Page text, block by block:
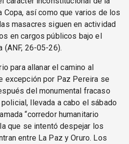
Copa, así como que varios de los
masacres siguen en actividad
en cargos públicos bajo el
(ANF, 26-05-26).
para allanar el camino al
excepción por Paz Pereira se
del monumental fracaso
llevada a cabo el sábado
“corredor humanitario
que se intentó despejar los
entre La Paz y Oruro. Los